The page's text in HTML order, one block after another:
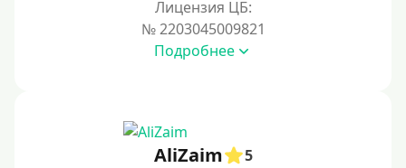
Лицензия ЦБ:
№ 2203045009821
Подробнее
AliZaim
5